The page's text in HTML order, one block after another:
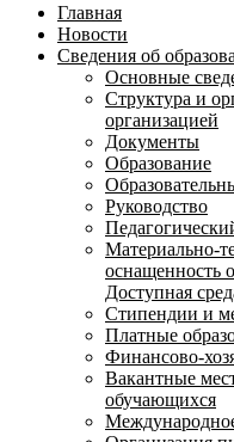
Главная
Новости
Сведения об
Основные
Структура и
организацией
Документы
Образование
Руководство
Материально-
оснащенность
Доступная
Стипендии и
Платные
Финансово-
Вакантные
обучающихся